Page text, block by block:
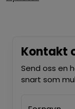
Kontakt
Send oss en
snart som